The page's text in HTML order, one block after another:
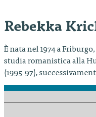
Rebekka
È nata nel 1974 a
studia romanistica alla
(1995-97),
scenica presso la